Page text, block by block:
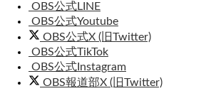
OBS公式LINE
OBS公式Youtube
OBS公式X (旧Twitter)
OBS公式TikTok
OBS公式Instagram
OBS報道部X (旧Twitter)